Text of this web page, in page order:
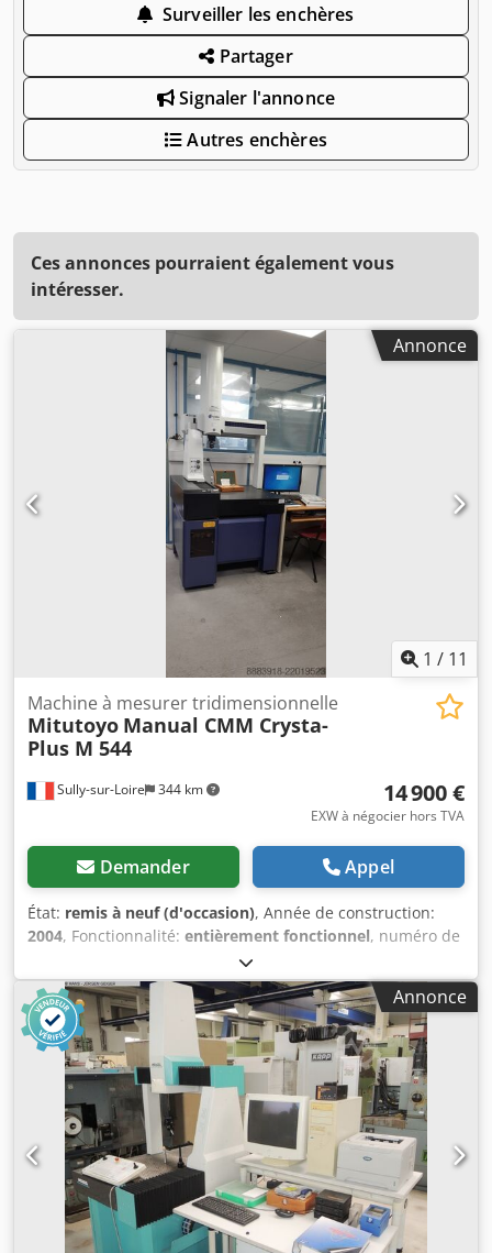
Surveiller les enchères
Partager
Signaler l'annonce
Autres enchères
Ces annonces pourraient également vous
intéresser.
Annonce
1 / 11
Sully-sur-Loire 344 km
Machine à mesurer tridimensionnelle
Mitutoyo Manual CMM Crysta-
Plus M 544
14 900 €
EXW à négocier hors TVA
Demander Appel
État: remis à neuf (d'occasion), Année de construction:
2004, Fonctionnalité: entièrement fonctionnel, numéro de
N0038312, plage de mesure axe X:
mm, plage de mesure axe Y:400 mm, plage de mesure
axe Z:400 mm, Équipement:Plaque signalétique
disponible, documentation / manuel, Vente MMT
manuelle Mitutoyo Crysta Plus M 544 — complète,
étalonnée 2023 Machine de mesure tridimensionnelle
(MMT) manuelle Mitutoyo Crysta Plus M 544 à vendre.
Caractéristiques : - Volumétrie : X=500 mm / Y=400 mm /
Z=400 mm - N° de série : N0038312 — Réf. 196-472-NL -
Logiciel MCOSMOS V2.4R12 (GEOPAK + PartManager)
Chodey U Urdspfx Akwoa - Système de palpage Renishaw
MH20i + TP20-SF Inclus dans la vente : - PC dédié (Windows
XP Pro, écran HP, clavier/souris) - Coffret stylets complet
Annonce